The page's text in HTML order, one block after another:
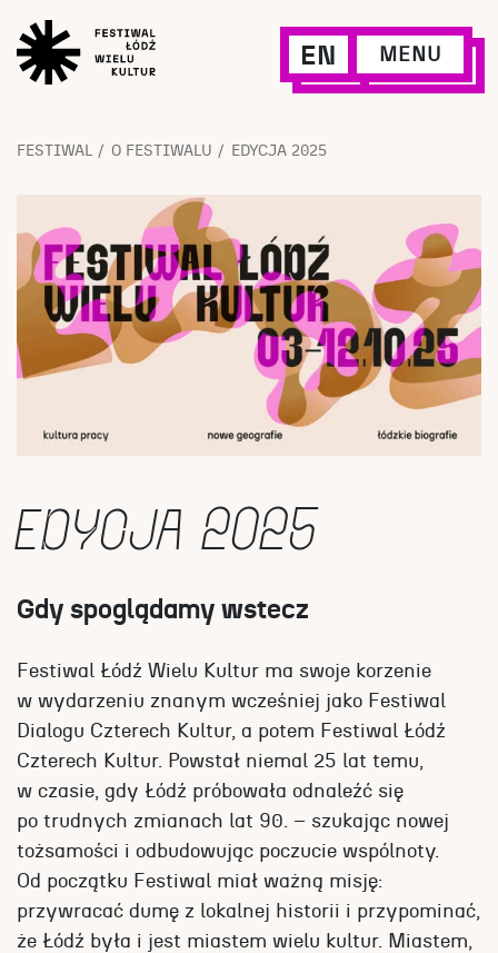
EN MENU
FESTIWAL O FESTIWALU EDYCJA 2025
EDYCJA 2025
Gdy spoglądamy wstecz
Festiwal Łódź Wielu Kultur ma swoje korzenie
w wydarzeniu znanym wcześniej jako Festiwal
Dialogu Czterech Kultur, a potem Festiwal Łódź
Czterech Kultur. Powstał niemal 25 lat temu,
w czasie, gdy Łódź próbowała odnaleźć się
po trudnych zmianach lat 90. – szukając nowej
tożsamości i odbudowując poczucie wspólnoty.
Od początku Festiwal miał ważną misję:
przywracać dumę z lokalnej historii i przypominać,
że Łódź była i jest miastem wielu kultur. Miastem,